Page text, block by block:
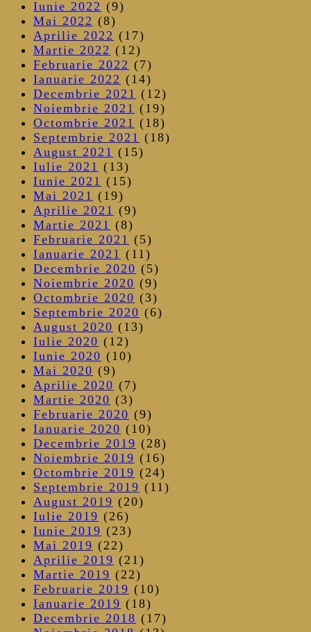
Iunie 2022 (9)
Mai 2022 (8)
Aprilie 2022 (17)
Martie 2022 (12)
Februarie 2022 (7)
Ianuarie 2022 (14)
Decembrie 2021 (12)
Noiembrie 2021 (19)
Octombrie 2021 (18)
Septembrie 2021 (18)
August 2021 (15)
Iulie 2021 (13)
Iunie 2021 (15)
Mai 2021 (19)
Aprilie 2021 (9)
Martie 2021 (8)
Februarie 2021 (5)
Ianuarie 2021 (11)
Decembrie 2020 (5)
Noiembrie 2020 (9)
Octombrie 2020 (3)
Septembrie 2020 (6)
August 2020 (13)
Iulie 2020 (12)
Iunie 2020 (10)
Mai 2020 (9)
Aprilie 2020 (7)
Martie 2020 (3)
Februarie 2020 (9)
Ianuarie 2020 (10)
Decembrie 2019 (28)
Noiembrie 2019 (16)
Octombrie 2019 (24)
Septembrie 2019 (11)
August 2019 (20)
Iulie 2019 (26)
Iunie 2019 (23)
Mai 2019 (22)
Aprilie 2019 (21)
Martie 2019 (22)
Februarie 2019 (10)
Ianuarie 2019 (18)
Decembrie 2018 (17)